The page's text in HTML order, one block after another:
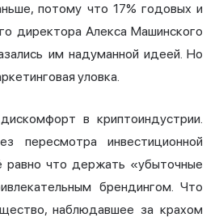
потому что 17% годовых и
директора Алекса Машинского
им надуманной идеей. Но
уловка.
в криптоиндустрии.
пересмотра инвестиционной
равно что держать «убыточные
брендингом. Что
наблюдавшее за крахом